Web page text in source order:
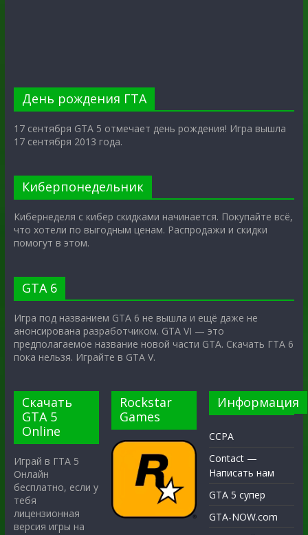
День рождения ГТА
17 сентября GTA 5 отмечает день рождения! Игра вышла
17 сентября 2013 года.
Киберпонедельник
Кибернеделя с кибер скидками начинается. Покупайте всё,
что хотели по выгодным ценам. Распродажи и скидки
помогут в этом.
GTA 6
Игра под названием GTA 6 не вышла и ещё даже не
анонсирована разработчиком. GTA VI — это
предполагаемое название новой части GTA. Скачать ГТА 6
пока нельзя. Играйте в GTA V.
Скачать
GTA 5
Online
Играй в ГТА 5
Онлайн
бесплатно, если у
тебя
лицензионная
версия игры на
Rockstar
Games
Информация
CCPA
Contact —
Написать нам
GTA 5 супер
GTA-NOW.com